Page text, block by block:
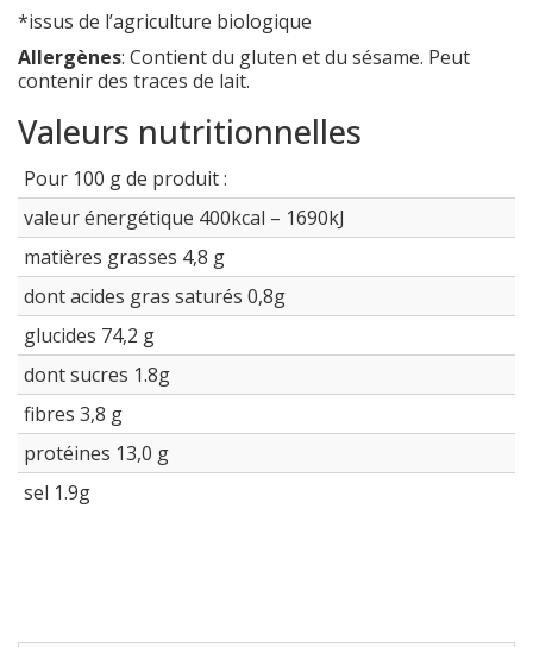
*issus de l’agriculture biologique
Allergènes: Contient du gluten et du sésame. Peut
contenir des traces de lait.
Valeurs nutritionnelles
Pour 100 g de produit :
valeur énergétique 400kcal – 1690kJ
matières grasses 4,8 g
dont acides gras saturés 0,8g
glucides 74,2 g
dont sucres 1.8g
fibres 3,8 g
protéines 13,0 g
sel 1.9g